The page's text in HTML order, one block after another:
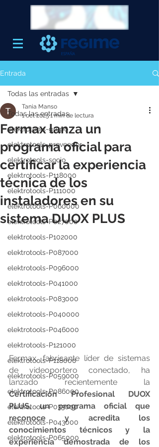
Entrada
Todas las entradas
elektrotools-grupo
elektrotools-proveedor
elektrotools-socio
elektrotools-P118000
elektrotools-P111000
elektrotools-P060000
elektrotools-P027000
elektrotools-P102000
elektrotools-P087000
elektrotools-P096000
elektrotools-P041000
elektrotools-P083000
elektrotools-P040000
elektrotools-P046000
elektrotools-P121000
elektrotools-P118000
elektrotools-P059000
elektrotools-P086000
elektrotools-P033000
elektrotools-P043000
elektrotools-P065000
Todas las entradas
Fermax lanza un
programa oficial para
certificar la experiencia
técnica de los
instaladores en su
sistema DUOX PLUS
Tania Manso
1 oct 20251 min de lectura
Fermax, fabricante líder de sistemas
de videoportero conectado, ha
Certificación Profesional DUOX
PLUS, un programa oficial que
reconoce y acredita los
conocimientos técnicos y la
experiencia demostrada de los